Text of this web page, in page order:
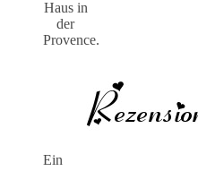
Haus in
der
Provence.
Ein